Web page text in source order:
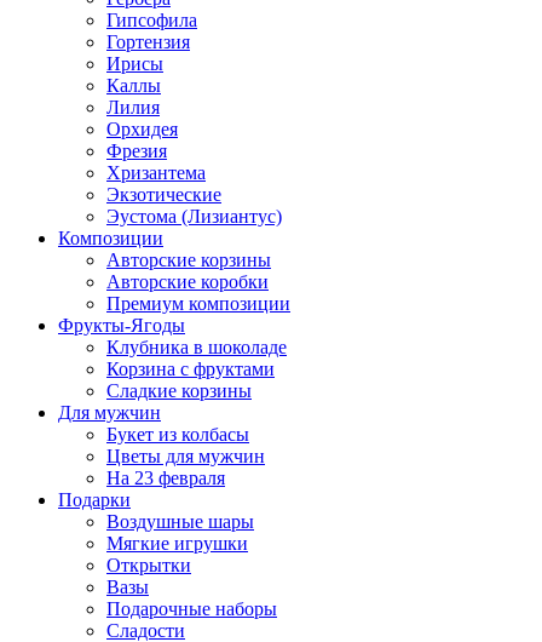
Гипсофила
Гортензия
Ирисы
Каллы
Лилия
Орхидея
Фрезия
Хризантема
Экзотические
Эустома (Лизиантус)
Композиции
Авторские корзины
Авторские коробки
Премиум композиции
Фрукты-Ягоды
Клубника в шоколаде
Корзина с фруктами
Сладкие корзины
Для мужчин
Букет из колбасы
Цветы для мужчин
На 23 февраля
Подарки
Воздушные шары
Мягкие игрушки
Открытки
Вазы
Подарочные наборы
Сладости